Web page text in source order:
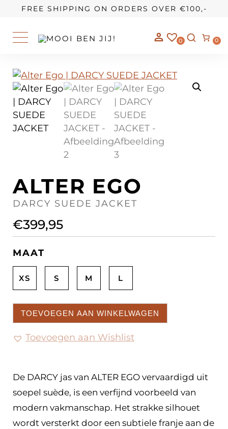
FREE SHIPPING ON ORDERS OVER €100,-
0 0
OUR STORY
ALTER EGO
DARCY SUEDE JACKET
€399,95
MAAT
XS S M L
TOEVOEGEN AAN WINKELWAGEN
Toevoegen aan Wishlist
De DARCY jas van ALTER EGO vervaardigd uit
soepel suède, is een verfijnd voorbeeld van
modern vakmanschap. Het strakke silhouet
wordt versterkt door een subtiele franje aan de